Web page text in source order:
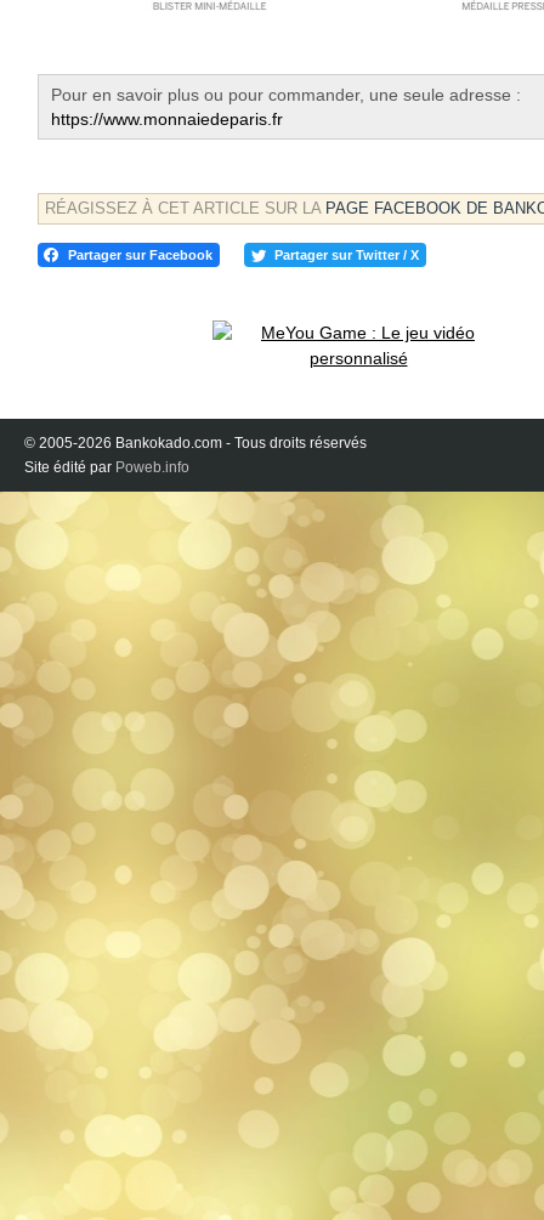
Pour en savoir plus ou pour commander, une seule adresse :
https://www.monnaiedeparis.fr
RÉAGISSEZ À CET ARTICLE SUR LA PAGE FACEBOOK DE
Partager sur Facebook Partager sur Twitter / X
© 2005-2026 Bankokado.com - Tous droits réservés
Site édité par Poweb.info